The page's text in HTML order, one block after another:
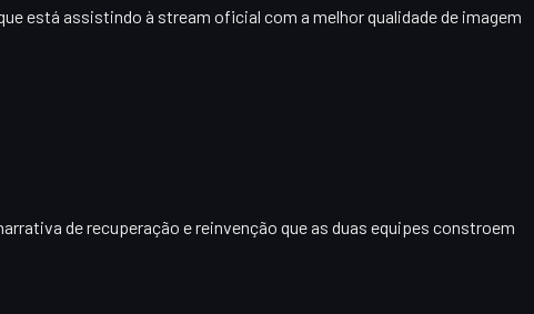
está assistindo à stream oficial com a melhor qualidade de imagem
de recuperação e reinvenção que as duas equipes constroem